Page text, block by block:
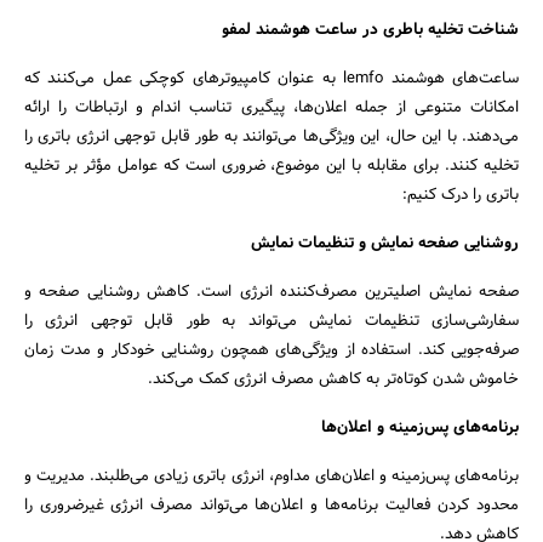
شناخت تخلیه باطری در ساعت هوشمند لمفو
ساعت‌های هوشمند lemfo به عنوان کامپیوترهای کوچکی عمل می‌کنند که
امکانات متنوعی از جمله اعلان‌ها، پیگیری تناسب اندام و ارتباطات را ارائه
می‌دهند. با این حال، این ویژگی‌ها می‌توانند به طور قابل توجهی انرژی باتری را
تخلیه کنند. برای مقابله با این موضوع، ضروری است که عوامل مؤثر بر تخلیه
باتری را درک کنیم:
روشنایی صفحه نمایش و تنظیمات نمایش
صفحه نمایش اصلیترین مصرف‌کننده انرژی است. کاهش روشنایی صفحه و
سفارشی‌سازی تنظیمات نمایش می‌تواند به طور قابل توجهی انرژی را
صرفه‌جویی کند. استفاده از ویژگی‌های همچون روشنایی خودکار و مدت زمان
خاموش شدن کوتاه‌تر به کاهش مصرف انرژی کمک می‌کند.
برنامه‌های پس‌زمینه و اعلان‌ها
برنامه‌های پس‌زمینه و اعلان‌های مداوم، انرژی باتری زیادی می‌طلبند. مدیریت و
محدود کردن فعالیت برنامه‌ها و اعلان‌ها می‌تواند مصرف انرژی غیرضروری را
کاهش دهد.